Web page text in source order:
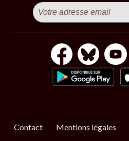
Contact Mentions légales